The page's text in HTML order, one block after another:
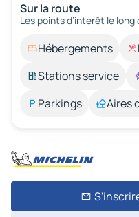
Sur la route
Les points d’intérêt le
Hébergements
Stations service
Parkings
Aires